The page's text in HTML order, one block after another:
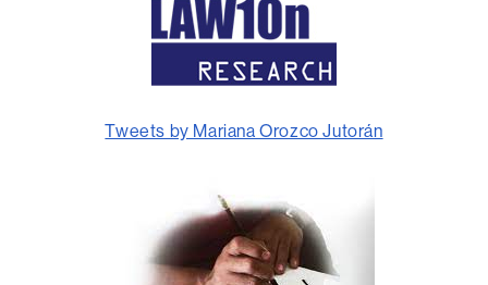
Tweets by Mariana Orozco Jutorán